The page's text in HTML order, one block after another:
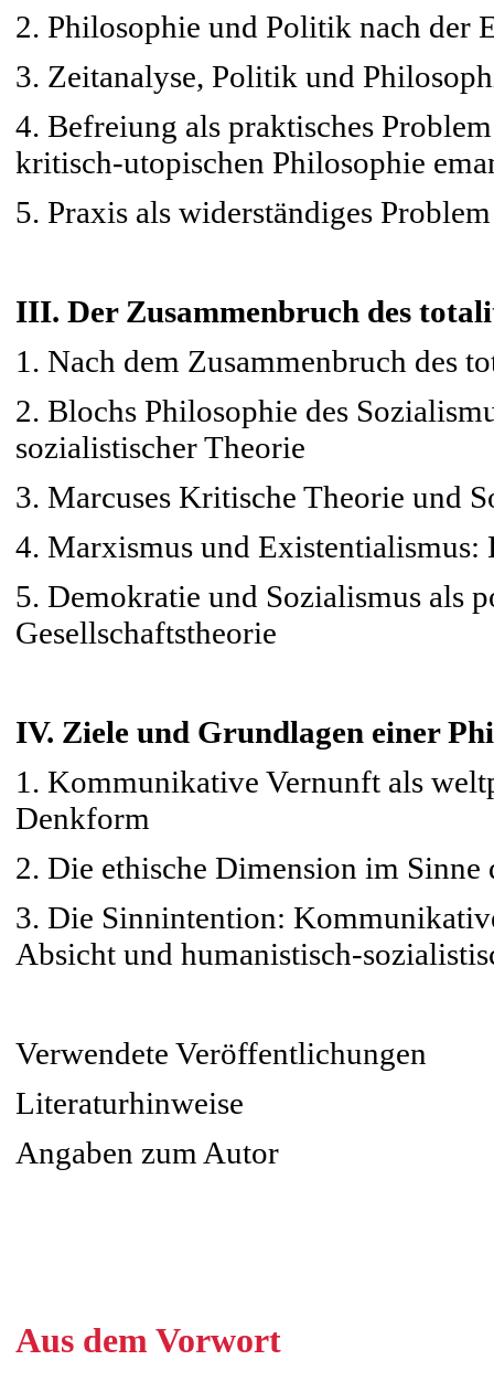
2. Philosophie und Politik nach der
3. Zeitanalyse, Politik und
4. Befreiung als praktisches
kritisch-utopischen Philosophie
5. Praxis als widerständiges
III. Der Zusammenbruch des
1. Nach dem Zusammenbruch des
2. Blochs Philosophie des
sozialistischer Theorie
3. Marcuses Kritische Theorie und
4. Marxismus und Existentialismus:
5. Demokratie und Sozialismus als
Gesellschaftstheorie
IV. Ziele und Grundlagen einer
1. Kommunikative Vernunft als
Denkform
2. Die ethische Dimension im Sinne
3. Die Sinnintention:
Absicht und humanistisch-
Verwendete Veröffentlichungen
Literaturhinweise
Angaben zum Autor
Aus dem Vorwort